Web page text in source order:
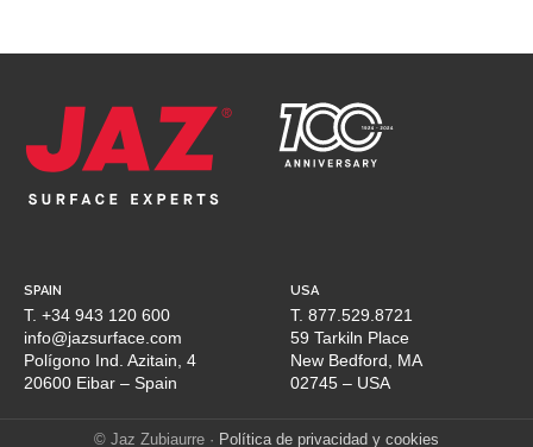
SPAIN
T. +34 943 120 600
info@jazsurface.com
Polígono Ind. Azitain, 4
20600 Eibar – Spain
USA
T. 877.529.8721
59 Tarkiln Place
New Bedford, MA
02745 – USA
© Jaz Zubiaurre · Política de privacidad y cookies